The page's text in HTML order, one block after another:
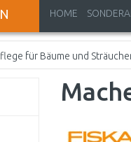
HOME
für Bäume und